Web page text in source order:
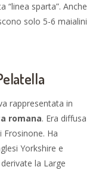
“linea sparta”. Anche
solo 5-6 maialini
rappresentata in
romana. Era diffusa
Frosinone. Ha
Yorkshire e
la Large